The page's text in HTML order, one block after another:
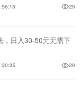
29
，日入30-50元无需下
29